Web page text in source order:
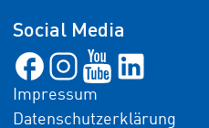
Social Media
Impressum
Datenschutzerklärung